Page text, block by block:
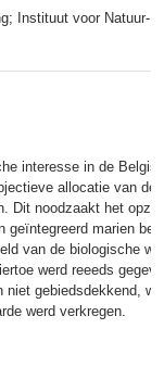
Instituut voor Natuur-
interesse in de
allocatie van
Dit noodzaakt het
marien
van de biologische
werd reeeds
gebiedsdekkend,
werd verkregen.